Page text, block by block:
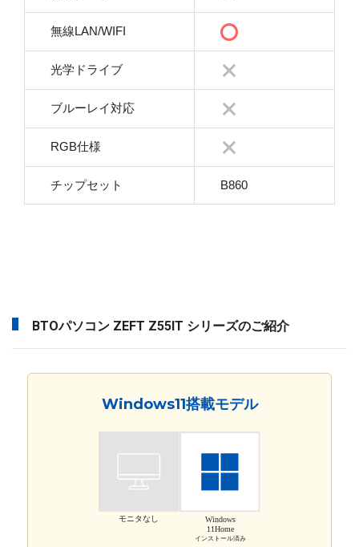
無線LAN/WIFI
光学ドライブ
ブルーレイ対応
RGB仕様
チップセット B860
BTOパソコン ZEFT Z55IT シリーズのご紹介
Windows11搭載モデル
モニタなし
Windows
11Home
インストール済み